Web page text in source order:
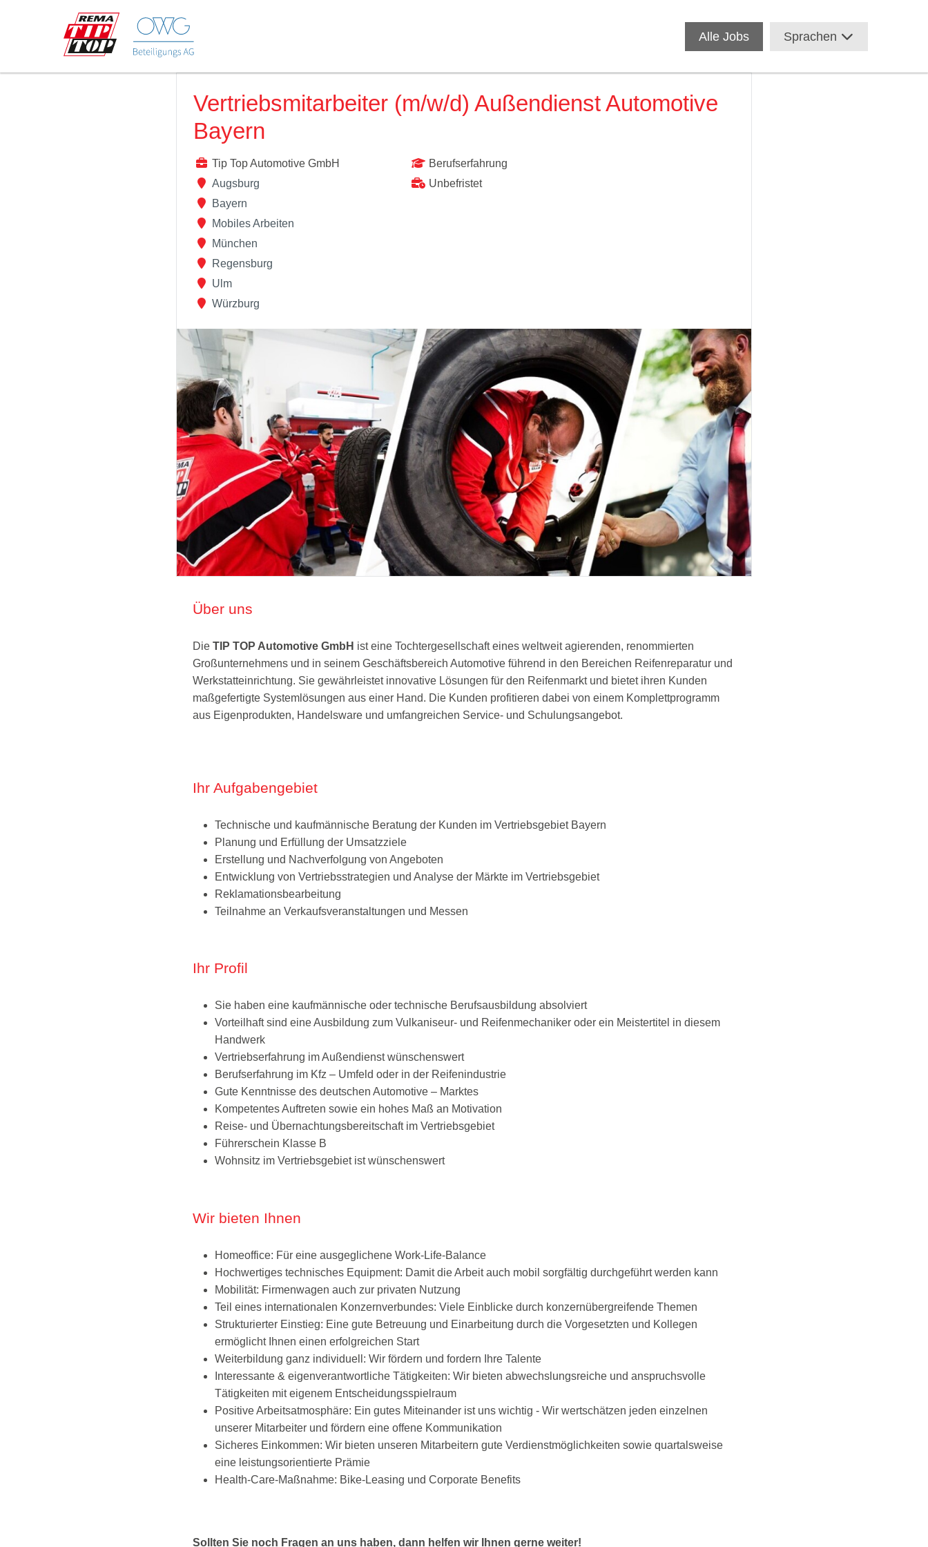
Alle Jobs Sprachen
Vertriebsmitarbeiter (m/w/d) Außendienst Automotive
Bayern
Tip Top Automotive GmbH
Augsburg
Bayern
Mobiles Arbeiten
München
Regensburg
Ulm
Würzburg
Berufserfahrung
Unbefristet
Über uns
Die TIP TOP Automotive GmbH ist eine Tochtergesellschaft eines weltweit agierenden, renommierten
Großunternehmens und in seinem Geschäftsbereich Automotive führend in den Bereichen Reifenreparatur und
Werkstatteinrichtung. Sie gewährleistet innovative Lösungen für den Reifenmarkt und bietet ihren Kunden
maßgefertigte Systemlösungen aus einer Hand. Die Kunden profitieren dabei von einem Komplettprogramm
aus Eigenprodukten, Handelsware und umfangreichen Service- und Schulungsangebot.
Ihr Aufgabengebiet
Technische und kaufmännische Beratung der Kunden im Vertriebsgebiet Bayern
Planung und Erfüllung der Umsatzziele
Erstellung und Nachverfolgung von Angeboten
Entwicklung von Vertriebsstrategien und Analyse der Märkte im Vertriebsgebiet
Reklamationsbearbeitung
Teilnahme an Verkaufsveranstaltungen und Messen
Ihr Profil
Sie haben eine kaufmännische oder technische Berufsausbildung absolviert
Vorteilhaft sind eine Ausbildung zum Vulkaniseur- und Reifenmechaniker oder ein Meistertitel in diesem
Handwerk
Vertriebserfahrung im Außendienst wünschenswert
Berufserfahrung im Kfz – Umfeld oder in der Reifenindustrie
Gute Kenntnisse des deutschen Automotive – Marktes
Kompetentes Auftreten sowie ein hohes Maß an Motivation
Reise- und Übernachtungsbereitschaft im Vertriebsgebiet
Führerschein Klasse B
Wohnsitz im Vertriebsgebiet ist wünschenswert
Wir bieten Ihnen
Homeoffice: Für eine ausgeglichene Work-Life-Balance
Hochwertiges technisches Equipment: Damit die Arbeit auch mobil sorgfältig durchgeführt werden kann
Mobilität: Firmenwagen auch zur privaten Nutzung
Teil eines internationalen Konzernverbundes: Viele Einblicke durch konzernübergreifende Themen
Strukturierter Einstieg: Eine gute Betreuung und Einarbeitung durch die Vorgesetzten und Kollegen
ermöglicht Ihnen einen erfolgreichen Start
Weiterbildung ganz individuell: Wir fördern und fordern Ihre Talente
Interessante & eigenverantwortliche Tätigkeiten: Wir bieten abwechslungsreiche und anspruchsvolle
Tätigkeiten mit eigenem Entscheidungsspielraum
Positive Arbeitsatmosphäre: Ein gutes Miteinander ist uns wichtig - Wir wertschätzen jeden einzelnen
unserer Mitarbeiter und fördern eine offene Kommunikation
Sicheres Einkommen: Wir bieten unseren Mitarbeitern gute Verdienstmöglichkeiten sowie quartalsweise
eine leistungsorientierte Prämie
Health-Care-Maßnahme: Bike-Leasing und Corporate Benefits
Sollten Sie noch Fragen an uns haben, dann helfen wir Ihnen gerne weiter!